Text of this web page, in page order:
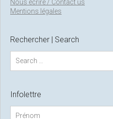
Nous écrire / Contact us
Mentions légales
Rechercher | Search
a
cInfolettre